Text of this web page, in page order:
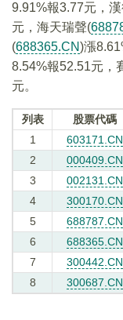
9.91%報3.77元，
元，海天瑞聲(
(688365.CN)漲
8.54%報52.51元，
元。
列表 股票代碼
1
603171.CN
2
000409.CN
3
002131.CN
4
300170.CN
5
688787.CN
6
688365.CN
7
300442.CN
8
300687.CN